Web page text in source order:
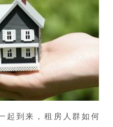
起到来，租房人群如何